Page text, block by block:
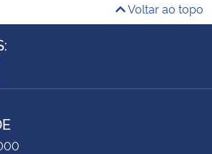
Voltar ao topo